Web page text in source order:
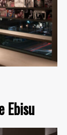
Ebisu